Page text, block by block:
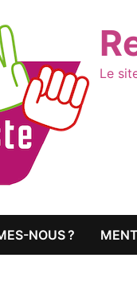
Le
NOUS ?